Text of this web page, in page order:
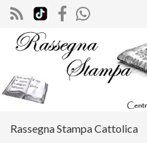
Search for:
Rassegna Stampa Cattolica